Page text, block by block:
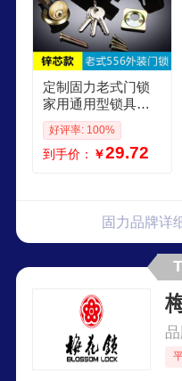
定制固力老式门锁
家用通用型锁具室
外盗铜锁芯木门三
保险55 锌锁芯 整套
556双舌
好评率: 100%
到手价： ￥29.72
固力品牌详